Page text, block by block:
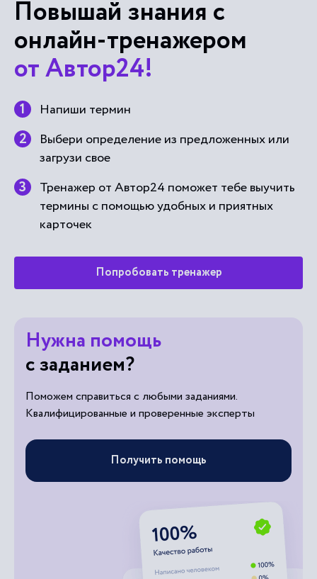
Повышай знания с
онлайн-тренажером
от Автор24!
Напиши термин
Выбери определение из предложенных или
загрузи свое
Тренажер от Автор24 поможет тебе выучить
термины с помощью удобных и приятных
карточек
Попробовать тренажер
Нужна помощь
с заданием?
Поможем справиться с любыми заданиями.
Квалифицированные и проверенные эксперты
Получить помощь